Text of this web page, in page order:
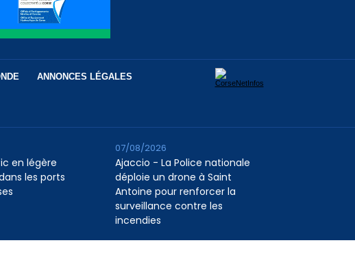
ANNONCES LÉGALES
en légère
les ports
Ajaccio - La Police nationale
déploie un drone à Saint
Antoine pour renforcer la
surveillance contre les
incendies
07/08/2026